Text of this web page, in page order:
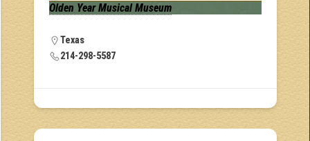
Olden Year Musical Museum
Texas
214-298-5587